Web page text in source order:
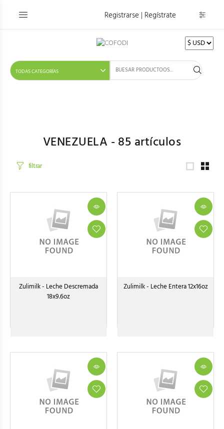
Registrarse | Regístrate
VENEZUELA -85 artículos
filtrar
Zulimilk - Leche Descremada
18x9.6oz
Zulimilk - Leche Entera 12x16oz